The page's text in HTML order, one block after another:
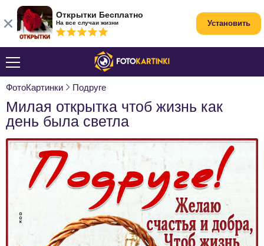
ФотоКартинки Подруге
Милая открытка чтоб жизнь как
день была светла
Открытки Бесплатно
На все случаи жизни Установить